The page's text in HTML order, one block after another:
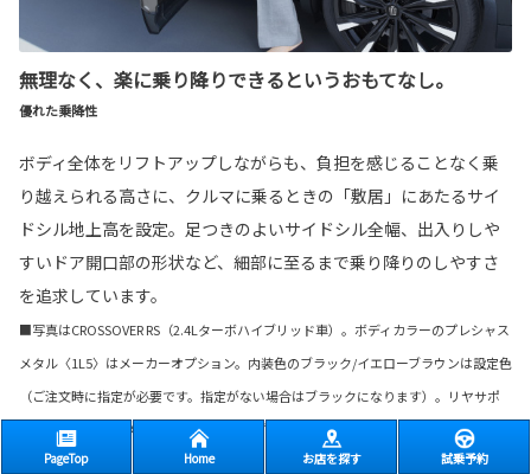
無理なく、楽に乗り降りできるというおもてなし。
優れた乗降性
ボディ全体をリフトアップしながらも、負担を感じることなく乗
り越えられる高さに、クルマに乗るときの「敷居」にあたるサイ
ドシル地上高を設定。足つきのよいサイドシル全幅、出入りしや
すいドア開口部の形状など、細部に至るまで乗り降りのしやすさ
を追求しています。
■写真はCROSSOVER RS（2.4Lターボハイブリッド車）。ボディカラーのプレシャス
メタル〈1L5〉はメーカーオプション。内装色のブラック/イエローブラウンは設定色
（ご注文時に指定が必要です。指定がない場合はブラックになります）。リヤサポ
ートパッケージはメーカーパッケージオプション。
PageTop Home お店を探す 試乗予約